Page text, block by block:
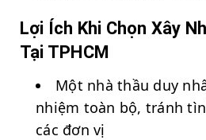
Lợi Ích Khi Chọn Xây
Tại TPHCM
Một nhà thầu duy
nhiệm toàn bộ, tránh
các đơn vị